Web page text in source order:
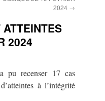
2024 →
2024
pu recenser 17 cas
à l’intégrité